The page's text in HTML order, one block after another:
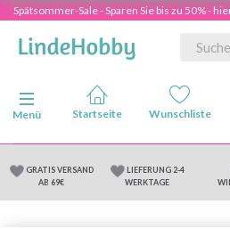
Spätsommer-Sale - Sparen Sie bis zu 50% -
Anzeige ändern
Menü
GRATIS VERSAND
AB 69€
LIEFERUNG 2-4
WERKTAGE